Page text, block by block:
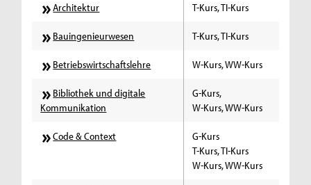
Architektur T-Kurs, TI-Kurs
Bauingenieurwesen T-Kurs, TI-Kurs
Betriebswirtschaftslehre W-Kurs, WW-Kurs
Bibliothek und digitale
Kommunikation
G-Kurs,
W-Kurs, WW-Kurs
Code & Context
G-Kurs
T-Kurs, TI-Kurs
W-Kurs, WW-Kurs